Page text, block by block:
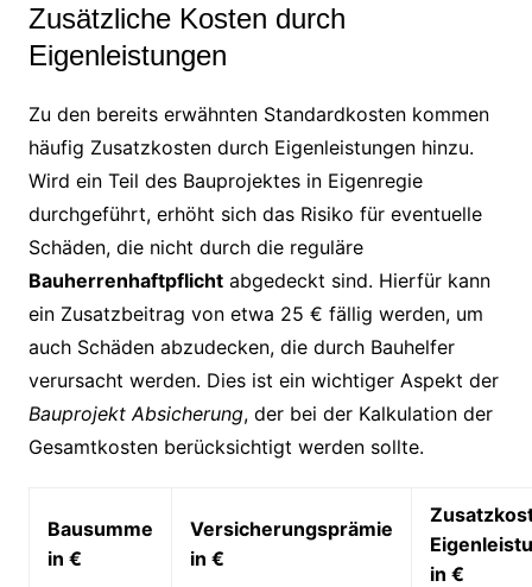
Zusätzliche Kosten durch
Eigenleistungen
Zu den bereits erwähnten Standardkosten kommen
häufig Zusatzkosten durch Eigenleistungen hinzu.
Wird ein Teil des Bauprojektes in Eigenregie
durchgeführt, erhöht sich das Risiko für eventuelle
Schäden, die nicht durch die reguläre
Bauherrenhaftpflichtabgedeckt sind. Hierfür kann
ein Zusatzbeitrag von etwa 25 € fällig werden, um
auch Schäden abzudecken, die durch Bauhelfer
verursacht werden. Dies ist ein wichtiger Aspekt der
Bauprojekt Absicherung, der bei der Kalkulation der
Gesamtkosten berücksichtigt werden sollte.
Bausumme
in €
Versicherungsprämie
in €
in €